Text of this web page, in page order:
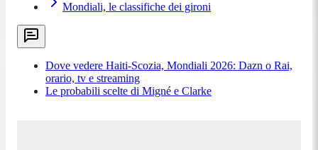
Mondiali, le classifiche dei gironi
Dove vedere Haiti-Scozia, Mondiali 2026: Dazn o Rai,
orario, tv e streaming
Le probabili scelte di Migné e Clarke